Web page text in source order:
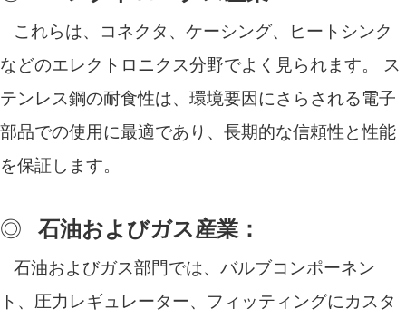
これらは、コネクタ、ケーシング、ヒートシンク
などのエレクトロニクス分野でよく見られます。 ス
テンレス鋼の耐食性は、環境要因にさらされる電子
部品での使用に最適であり、長期的な信頼性と性能
を保証します。
◎ 石油およびガス産業：
石油およびガス部門では、バルブコンポーネン
ト、圧力レギュレーター、フィッティングにカスタ